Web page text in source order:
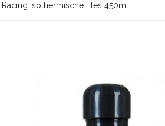
Racing Isothermische Fles 450ml